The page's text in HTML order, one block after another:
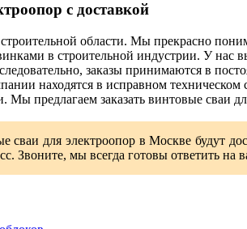
с доставкой
области. Мы прекрасно
в строительной индустрии. У нас
заказы принимаются в
находятся в исправном
предлагаем заказать винтовые сваи
для электроопор в Москве будут
Звоните, мы всегда готовы ответить на